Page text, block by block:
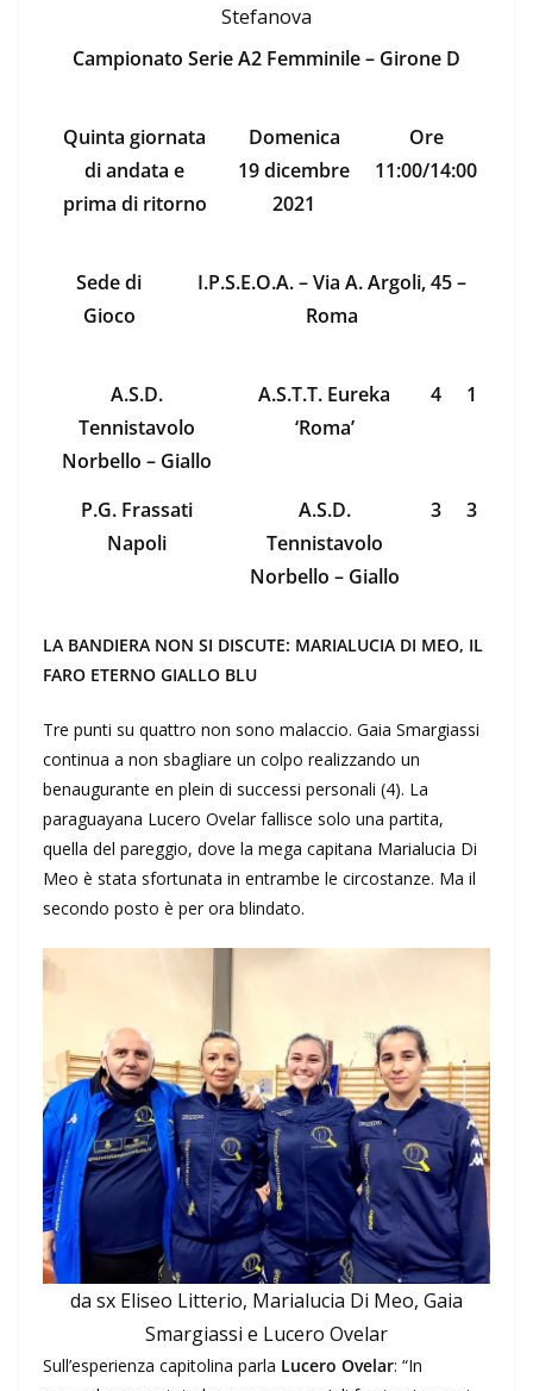
Stefanova
Campionato Serie A2 Femminile – Girone D
Quinta giornata
di andata e
prima di ritorno
Domenica
19 dicembre
2021
Ore
11:00/14:00
Sede di
Gioco
I.P.S.E.O.A. – Via A. Argoli, 45 –
Roma
A.S.D.
Tennistavolo
Norbello – Giallo
A.S.T.T. Eureka
‘Roma’
4 1
P.G. Frassati
Napoli
A.S.D.
Tennistavolo
Norbello – Giallo
3 3
LA BANDIERA NON SI DISCUTE: MARIALUCIA DI MEO, IL
FARO ETERNO GIALLO BLU
Tre punti su quattro non sono malaccio. Gaia Smargiassi
continua a non sbagliare un colpo realizzando un
benaugurante en plein di successi personali (4). La
paraguayana Lucero Ovelar fallisce solo una partita,
quella del pareggio, dove la mega capitana Marialucia Di
Meo è stata sfortunata in entrambe le circostanze. Ma il
secondo posto è per ora blindato.
da sx Eliseo Litterio, Marialucia Di Meo, Gaia
Smargiassi e Lucero Ovelar
Sull’esperienza capitolina parla Lucero Ovelar: “In